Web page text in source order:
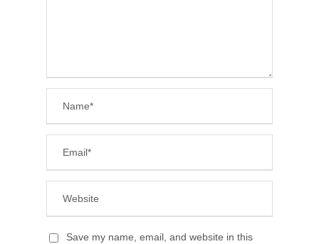
Save my name, email, and website in this